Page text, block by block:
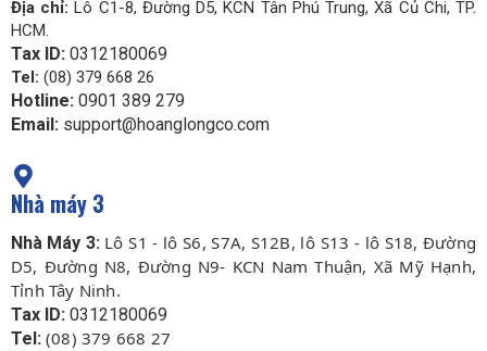
Địa chỉ: Lô C1-8, Đường D5, KCN Tân Phú Trung, Xã Củ Chi, TP.
HCM.
Tax ID: 0312180069
Tel: (08) 379 668 26
Hotline: 0901 389 279
Email: support@hoanglongco.com
Nhà máy 3
Nhà Máy 3: Lô S1 - lô S6, S7A, S12B, lô S13 - lô S18, Đường
D5, Đường N8, Đường N9- KCN Nam Thuận, Xã Mỹ Hạnh,
Tỉnh Tây Ninh.
Tax ID: 0312180069
Tel: (08) 379 668 27